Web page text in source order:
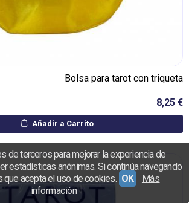
Bolsa para tarot con triqueta
8,25 €
Añadir a Carrito
de terceros para mejorar la experiencia de
estadísticas anónimas. Si continúa navegando
que acepta el uso de cookies. OK
Más
información